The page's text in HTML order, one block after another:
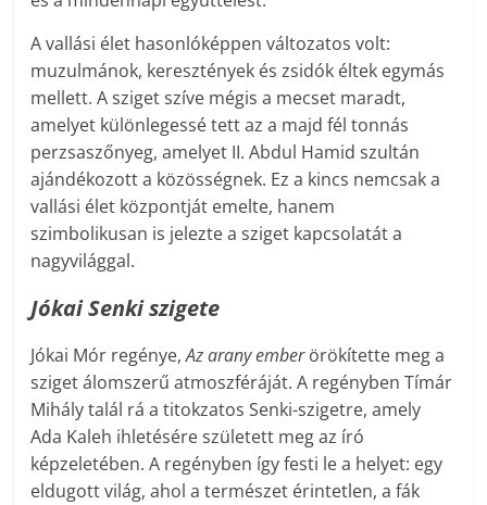
A vallási élet hasonlóképpen változatos volt:
muzulmánok, keresztények és zsidók éltek egymás
mellett. A sziget szíve mégis a mecset maradt,
amelyet különlegessé tett az a majd fél tonnás
perzsaszőnyeg, amelyet II. Abdul Hamid szultán
ajándékozott a közösségnek. Ez a kincs nemcsak a
vallási élet központját emelte, hanem
szimbolikusan is jelezte a sziget kapcsolatát a
nagyvilággal.
Jókai Senki szigete
Jókai Mór regénye,Az arany emberörökítette meg a
sziget álomszerű atmoszféráját. A regényben Tímár
Mihály talál rá a titokzatos Senki-szigetre, amely
Ada Kaleh ihletésére született meg az író
képzeletében. A regényben így festi le a helyet: egy
eldugott világ, ahol a természet érintetlen, a fák